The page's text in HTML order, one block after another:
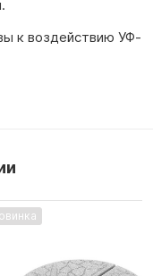
к воздействию УФ-